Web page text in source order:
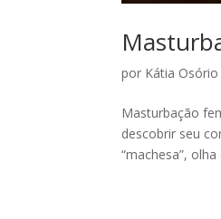
por Kátia Osório
Masturbação
descobrir seu
“machesa”,